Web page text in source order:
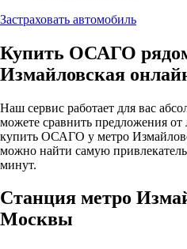
Застраховать автомобиль
Купить ОСАГО
Измайловская
Наш сервис работает для вас
можете сравнить предложения
купить ОСАГО у метро
можно найти самую
минут.
Станция метро
Москвы